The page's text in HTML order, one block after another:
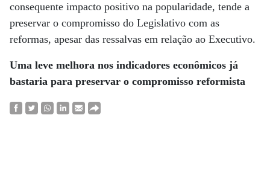
consequente impacto positivo na popularidade, tende a
preservar o compromisso do Legislativo com as
reformas, apesar das ressalvas em relação ao Executivo.
Uma leve melhora nos indicadores econômicos já
bastaria para preservar o compromisso reformista